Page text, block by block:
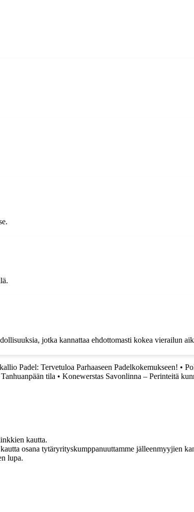
jotka kannattaa ehdottomasti kokea vierailun
Padel: Tervetuloa Parhaaseen Padelkokemukseen! •
Tanhuanpään tila • Konewerstas Savonlinna – Perinteitä
kautta.
osana tytäryrityskumppanuuttamme jälleenmyyjien
lupa.